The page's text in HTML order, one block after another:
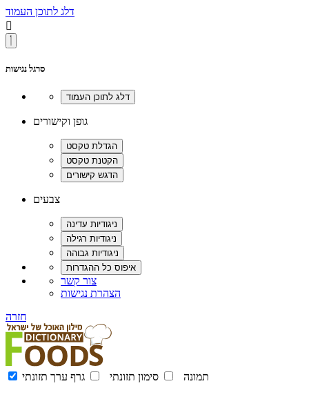
דלג לתוכן העמוד

סרגל נגישות
גופן וקישורים
צבעים
צור קשר
הצהרת נגישות
חזרה
תמונה סימון תזונתי גרף ערך תזונתי